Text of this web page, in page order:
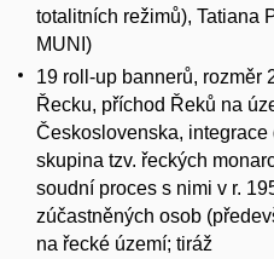
totalitních režimů), Tatiana
MUNI)
19 roll-up bannerů, rozměr
Řecku, příchod Řeků na
Československa,
skupina tzv. řeckých
soudní proces s nimi v r.
zúčastněných osob
na řecké území; tiráž